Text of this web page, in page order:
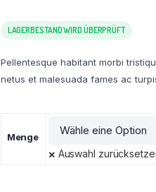
LAGERBESTAND WIRD ÜBERPRÜFT
Pellentesque habitant morbi
netus et malesuada fames ac
Menge
Auswahl